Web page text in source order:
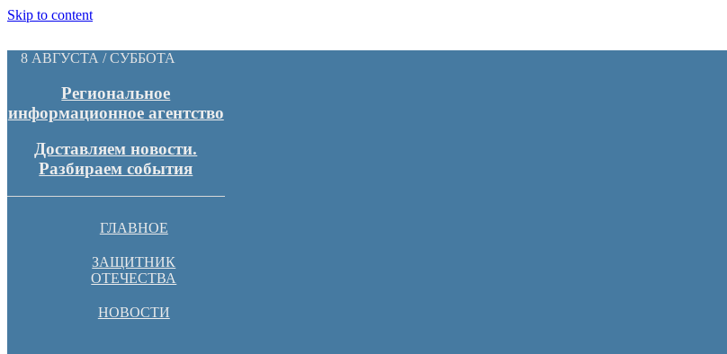
Skip to content
8 АВГУСТА / СУББОТА
Региональное
информационное агентство
Доставляем новости.
Разбираем события
ГЛАВНОЕ
ЗАЩИТНИК
ОТЕЧЕСТВА
НОВОСТИ